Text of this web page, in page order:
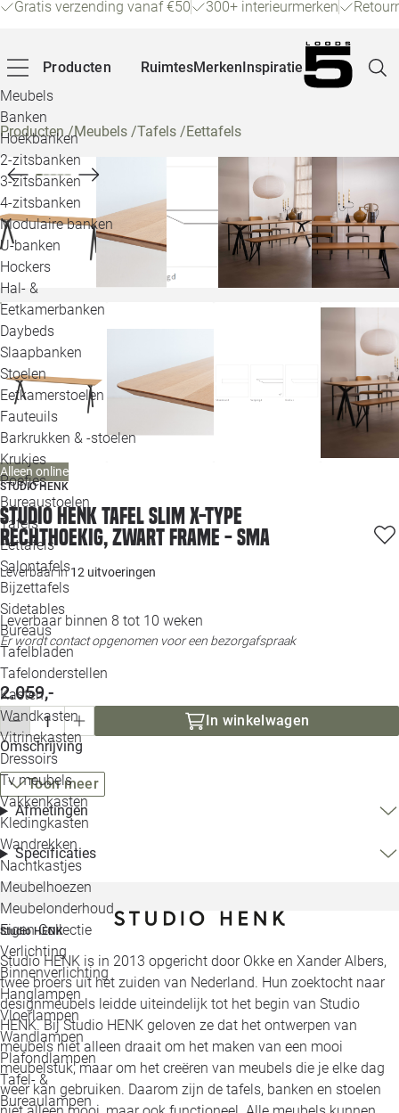
Gratis verzending vanaf €50 300+ interieurmerken
Producten
Meubels
Banken
Hoekbanken
2-zitsbanken
3-zitsbanken
4-zitsbanken
Modulaire banken
U-banken
Hockers
Hal- &
Eetkamerbanken
Daybeds
Slaapbanken
Stoelen
Eetkamerstoelen
Fauteuils
Barkrukken & -stoelen
Krukjes
Poefjes
Bureaustoelen
Tafels
Eettafels
Salontafels
Bijzettafels
Sidetables
Bureaus
Tafelbladen
Tafelonderstellen
Kasten
Wandkasten
Vitrinekasten
Dressoirs
Tv meubels
Vakkenkasten
Kledingkasten
Wandrekken
Nachtkastjes
Meubelhoezen
Meubelonderhoud
Eigen Collectie
Verlichting
Binnenverlichting
Hanglampen
Vloerlampen
Wandlampen
Plafondlampen
Tafel- &
Bureaulampen
RuimtesMerkenInspiratie
Producten/Meubels /Tafels /Eettafels
Alleen online
STUDIO HENK
Studio HENK tafel Slim X-type
Rechthoekig, zwart frame - Sma
Leverbaar in12 uitvoeringen
Leverbaar binnen 8 tot 10 weken
Er wordt contact opgenomen voor een bezorgafspraak
2.059,-
In winkelwagen
Omschrijving
Toon meer
Afmetingen
Specificaties
Studio HENK
Studio HENK is in 2013 opgericht door Okke en Xander Albers,
twee broers uit het zuiden van Nederland. Hun zoektocht naar
designmeubels leidde uiteindelijk tot het begin van Studio
HENK. Bij Studio HENK geloven ze dat het ontwerpen van
meubels niet alleen draait om het maken van een mooi
meubelstuk, maar om het creëren van meubels die je elke dag
weer kan gebruiken. Daarom zijn de tafels, banken en stoelen